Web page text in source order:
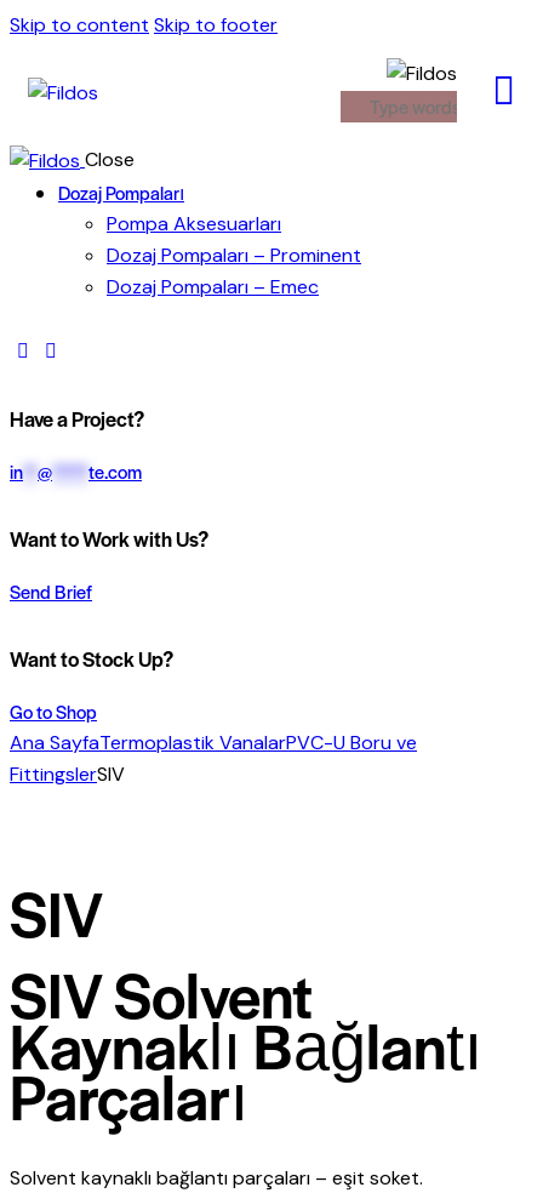
Skip to content Skip to footer
Close
Dozaj Pompaları
Pompa Aksesuarları
Dozaj Pompaları – Prominent
Dozaj Pompaları – Emec
Have a Project?
in @ ***** te.com
Want to Work with Us?
Send Brief
Want to Stock Up?
Go to Shop
Ana SayfaTermoplastik VanalarPVC-U Boru ve
FittingslerSIV
SIV
SIV Solvent
Kaynaklı Bağlantı
Parçaları
Solvent kaynaklı bağlantı parçaları – eşit soket.